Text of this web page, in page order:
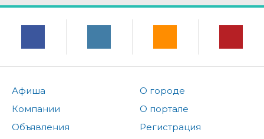
Афиша
Компании
Объявления
О городе
О портале
Регистрация